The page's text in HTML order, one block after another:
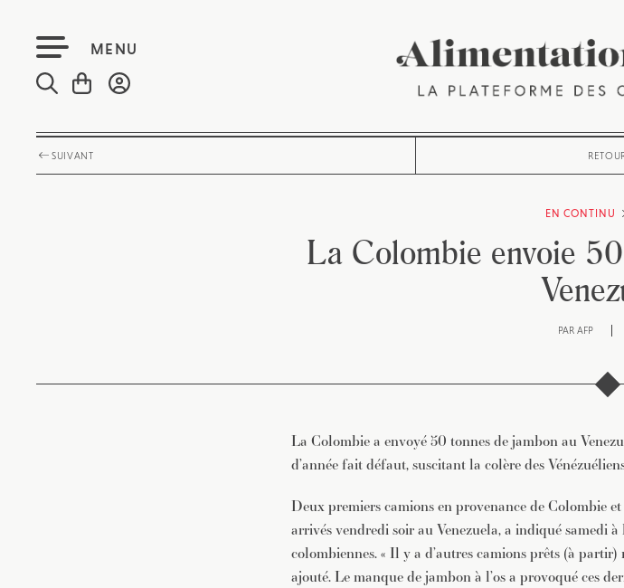
MENU
SUIVANT
EN CONTINU
La Colombie envoie
PAR AFP
La Colombie a envoyé 50 tonnes de jambon au
d’année fait défaut, suscitant la colère des
Deux premiers camions en provenance de Colombie
arrivés vendredi soir au Venezuela, a indiqué samedi
colombiennes. « Il y a d’autres camions prêts (à
ajouté. Le manque de jambon à l’os a provoqué ces